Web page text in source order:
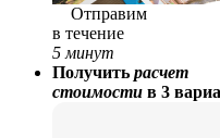
Отправим
в течение
5 минут
Получить расчет
стоимости в 3